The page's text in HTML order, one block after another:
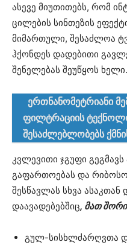
ასევე მიუთითებს, რომ
ცილების სინთეზის
მიმართული, შესაძლოა
ჰქონდეს დადებითი
შენელებას შეუწყოს ხელი.
ერთნანომეტრიანი
ფილტრაციის
შესაძლებლობებს
კვლევითი ჯგუფი
გაფართოებას და
შესწავლას სხვა
დაავადებებშიც, მათ
გულ-სისხლძარღვთა